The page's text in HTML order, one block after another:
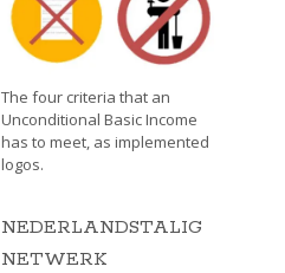
The four criteria that an
Unconditional Basic Income
has to meet, as implemented
logos.
NEDERLANDSTALIG
NETWERK